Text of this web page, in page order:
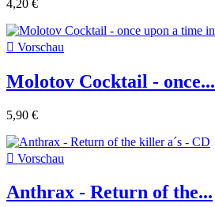
4,20 €
 Vorschau
Molotov Cocktail - once...
5,90 €
 Vorschau
Anthrax - Return of the...